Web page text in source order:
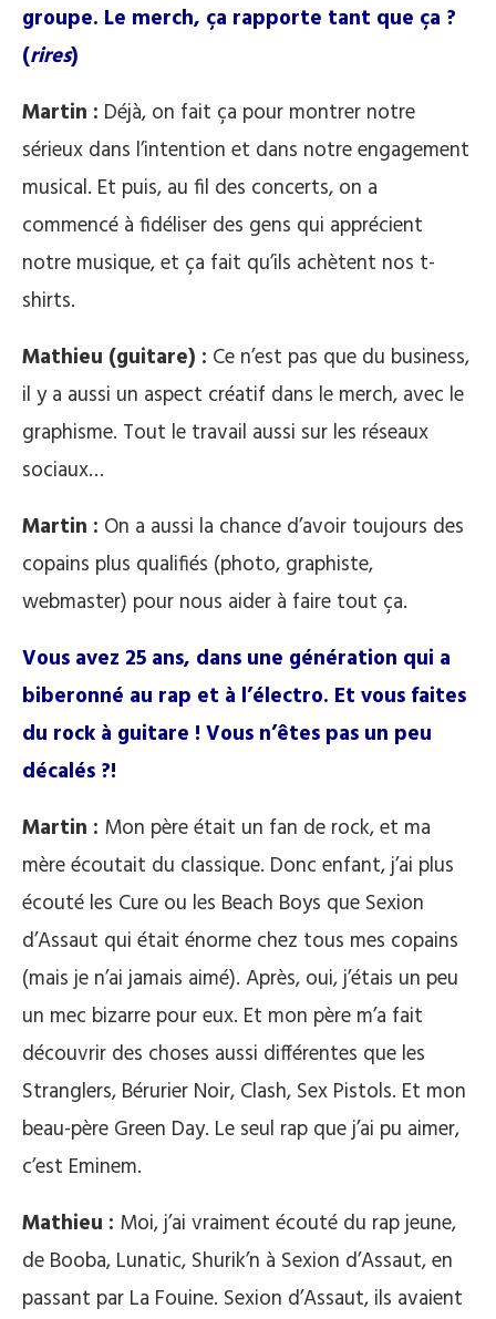
groupe. Le merch, ça rapporte tant que ça ?
(rires)
Martin : Déjà, on fait ça pour montrer notre
sérieux dans l’intention et dans notre engagement
musical. Et puis, au fil des concerts, on a
commencé à fidéliser des gens qui apprécient
notre musique, et ça fait qu’ils achètent nos t-
shirts.
Mathieu (guitare) : Ce n’est pas que du business,
il y a aussi un aspect créatif dans le merch, avec le
graphisme. Tout le travail aussi sur les réseaux
sociaux…
Martin : On a aussi la chance d’avoir toujours des
copains plus qualifiés (photo, graphiste,
webmaster) pour nous aider à faire tout ça.
Vous avez 25 ans, dans une génération qui a
biberonné au rap et à l’électro. Et vous faites
du rock à guitare ! Vous n’êtes pas un peu
décalés ?!
Martin : Mon père était un fan de rock, et ma
mère écoutait du classique. Donc enfant, j’ai plus
écouté les Cure ou les Beach Boys que Sexion
d’Assaut qui était énorme chez tous mes copains
(mais je n’ai jamais aimé). Après, oui, j’étais un peu
un mec bizarre pour eux. Et mon père m’a fait
découvrir des choses aussi différentes que les
Stranglers, Bérurier Noir, Clash, Sex Pistols. Et mon
beau-père Green Day. Le seul rap que j’ai pu aimer,
c’est Eminem.
Mathieu : Moi, j’ai vraiment écouté du rap jeune,
de Booba, Lunatic, Shurik’n à Sexion d’Assaut, en
passant par La Fouine. Sexion d’Assaut, ils avaient